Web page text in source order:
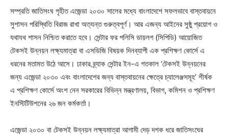
সম্প্রতি জাতিসংঘ গৃহীত এজেন্ডা ২০৩০ সালের মধ্যে বাংলাদেশে সফলভাবে বাস্তবায়নে
সুশাসন পরিস্থিতি বিরাজ রাখা অত্যন্ত গুরুত্বপূর্ণ। আর এজন্য আইনের সুষ্ঠু প্রয়োগ ও
যথাযথ শাসন নিশ্চিত করাতে হবে। সেন্টার ফর পলিসি ডায়লগ (সিপিডি) আয়োজিত
টেকসই উন্নয়ন লক্ষ্যমাত্রা বা এসডিজি বিষয়ক দিনব্যাপী এক প্রশিক্ষণ কোর্সে এ
ধরনের মতামত উঠে আসে। ঢাকার ব্র্যাক সেন্টার ইন-এ গতকাল ‘টেকসই উন্নয়নের
জন্য এজেন্ডা ২০৩০ এবং বাংলাদেশের জন্য বাস্তবায়নের ক্ষেত্রে চ্যালেঞ্জসমূহ’ শীর্ষক
এ প্রশিক্ষণ কোর্সে অংশ নেন সরকারের বিভিন্ন মন্ত্রণালয়, বিভাগ, কমিশন ও প্রশিক্ষণ
ইনস্টিটিউশনের ২৬ জন কর্মকর্তা।
এজেন্ডা ২০৩০ বা টেকসই উন্নয়ন লক্ষ্যমাত্রা আগামী দেড় দশক ধরে জাতিসংঘের